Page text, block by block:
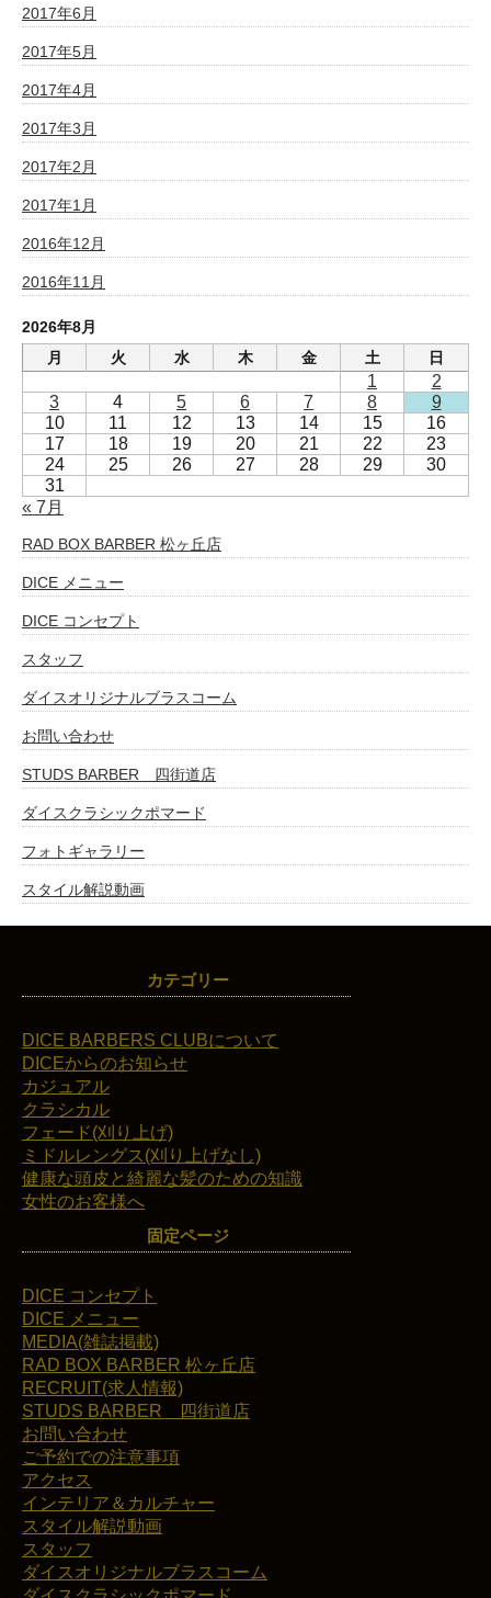
2017年6月
2017年5月
2017年4月
2017年3月
2017年2月
2017年1月
2016年12月
2016年11月
2026年8月
月
火 水 木 金 土 日
1
2
3
4 5 6 7 8
9
10
11 12 13 14 15
16
17
18 19 20 21 22
23
24
25 26 27 28 29
30
31
« 7月
RAD BOX BARBER 松ヶ丘店
DICE メニュー
DICE コンセプト
スタッフ
ダイスオリジナルブラスコーム
お問い合わせ
STUDS BARBER 四街道店
ダイスクラシックポマード
フォトギャラリー
スタイル解説動画
カテゴリー
DICE BARBERS CLUBについて
DICEからのお知らせ
カジュアル
クラシカル
フェード(刈り上げ)
ミドルレングス(刈り上げなし)
健康な頭皮と綺麗な髪のための知識
女性のお客様へ
固定ページ
DICE コンセプト
DICE メニュー
MEDIA(雑誌掲載)
RAD BOX BARBER 松ヶ丘店
RECRUIT(求人情報)
STUDS BARBER 四街道店
お問い合わせ
ご予約での注意事項
アクセス
インテリア＆カルチャー
スタイル解説動画
スタッフ
ダイスオリジナルブラスコーム